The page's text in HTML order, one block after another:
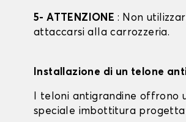
5- ATTENZIONE : Non
attaccarsi alla carrozzeria.
Installazione di un telone
I teloni antigrandine offrono
speciale imbottitura